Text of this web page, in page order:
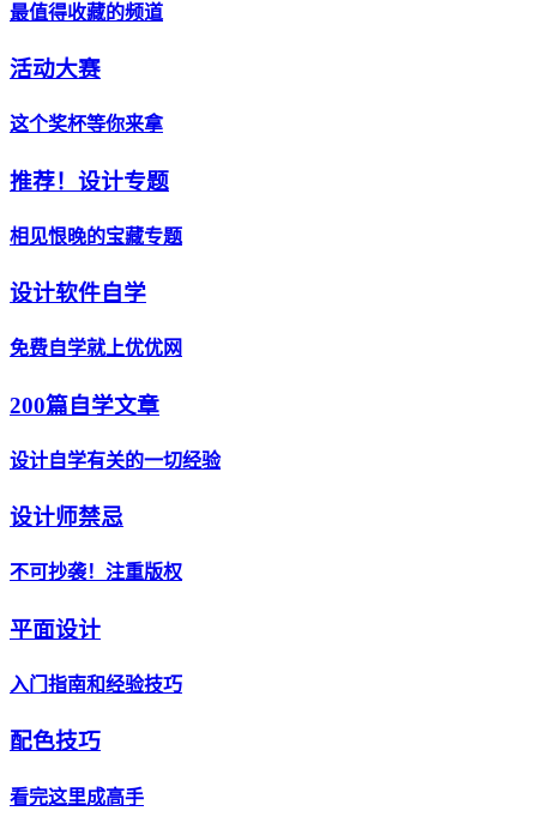
最值得收藏的频道
活动大赛
这个奖杯等你来拿
推荐！设计专题
相见恨晚的宝藏专题
设计软件自学
免费自学就上优优网
200篇自学文章
设计自学有关的一切经验
设计师禁忌
不可抄袭！注重版权
平面设计
入门指南和经验技巧
配色技巧
看完这里成高手